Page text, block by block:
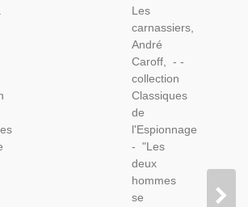
1979 -
Espionnage,
Classiques
De
L'Espionnage,
Roman
Policier,
Les
carnassiers,
André
Caroff, - -
collection
Classiques
de
l'Espionnage
- "Les
deux
hommes
se